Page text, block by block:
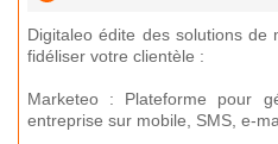
Digitaleo édite des solutions de
fidéliser votre clientèle :
Marketeo : Plateforme pour
entreprise sur mobile, SMS, e-